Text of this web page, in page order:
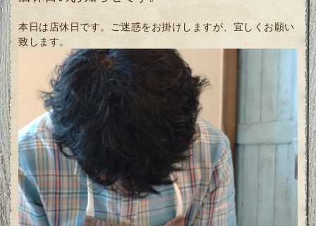
本日は店休日です。ご迷惑をお掛けしますが、宜しくお願い
致します。